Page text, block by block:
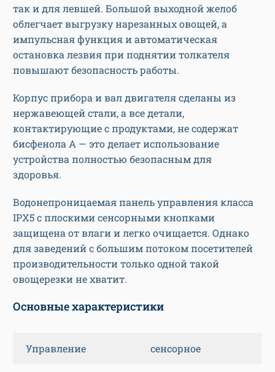
так и для левшей. Большой выходной желоб
облегчает выгрузку нарезанных овощей, а
импульсная функция и автоматическая
остановка лезвия при поднятии толкателя
повышают безопасность работы.
Корпус прибора и вал двигателя сделаны из
нержавеющей стали, а все детали,
контактирующие с продуктами, не содержат
бисфенола А — это делает использование
устройства полностью безопасным для
здоровья.
Водонепроницаемая панель управления класса
IPX5 с плоскими сенсорными кнопками
защищена от влаги и легко очищается. Однако
для заведений с большим потоком посетителей
производительности только одной такой
овощерезки не хватит.
Основные характеристики
Управление сенсорное